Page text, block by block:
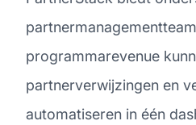
programmarevenue
partnerverwijzingen en
automatiseren in één